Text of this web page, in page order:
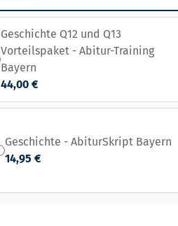
Geschichte Q12 und Q13
Vorteilspaket - Abitur-Training
Bayern
44,00 €
Geschichte - AbiturSkript Bayern
14,95 €